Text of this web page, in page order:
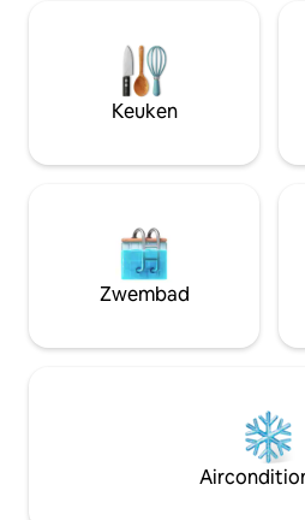
stad, terwijl je vanuit de
badkamerramen naar de Etna
kijken. Het penthouse is ideaal
koppels die de diverse, kleurrijke
ontdekken.
Keuken
Zwembad